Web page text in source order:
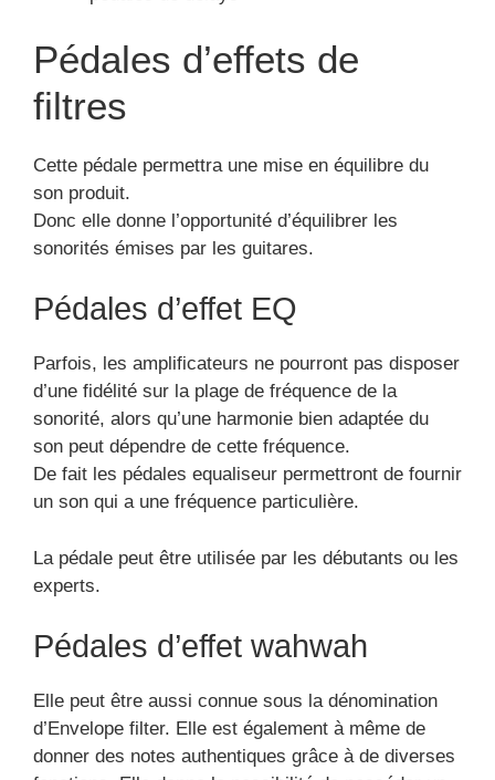
sonorité, alors qu’une harmonie bien adaptée du
De fait les pédales equaliseur permettront de fournir
La pédale peut être utilisée par les débutants ou les
experts.
d’Envelope filter. Elle est également à même de
donner des notes authentiques grâce à de diverses
fonctions. Elle donne la possibilité de posséder un
son énergique. La pédale Wahwah délivre un effet
musical rythmé et énergique.
shifter
Elles peuvent permettre de produire au son émis
par la la basse ou la guitare électrique :
un effet brillant
un effet de densité
un effet d’amplitude